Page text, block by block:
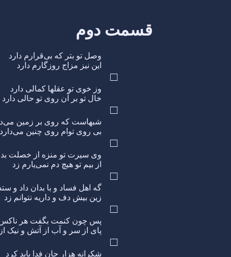
قسمت دوم
وصل تو بتر که بی‌قرارم دارد
این نیز مزاج روزگارم دارد
□
وز خوی تو عقلها کمالی دارد
خال تو بر آن روی تو حالی دارد
□
شبهاست که روی بر زمین
بی روی توام روی چنین می‌دارد
□
وی سیرت تو منزه از خصلت بد
از بیم تو هیچ دم نمی‌یارم زد
□
گه اهل فساد و با بدان داد و
زین بیش دف و داریه نتوانم زد
□
پس چون کنمت بگفت هر
پای از سر و آب از آتش و نیک
□
شکرانه هزار جان فدا باید کرد